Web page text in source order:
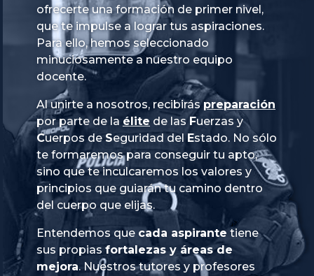
ofrecerte una formación de primer nivel,
que te impulse a lograr tus aspiraciones.
Para ello, hemos seleccionado
minuciosamente a nuestro equipo
docente.
Al unirte a nosotros, recibiráspreparación
por parte de la élite de las Fuerzas y
Cuerpos de Seguridad del Estado. No sólo
te formaremos para conseguir tu apto,
sino que te inculcaremos los valores y
principios que guiarán tu camino dentro
del cuerpo que elijas.
Entendemos que cada aspirante tiene
sus propias fortalezas y áreas de
mejora. Nuestros tutores y profesores